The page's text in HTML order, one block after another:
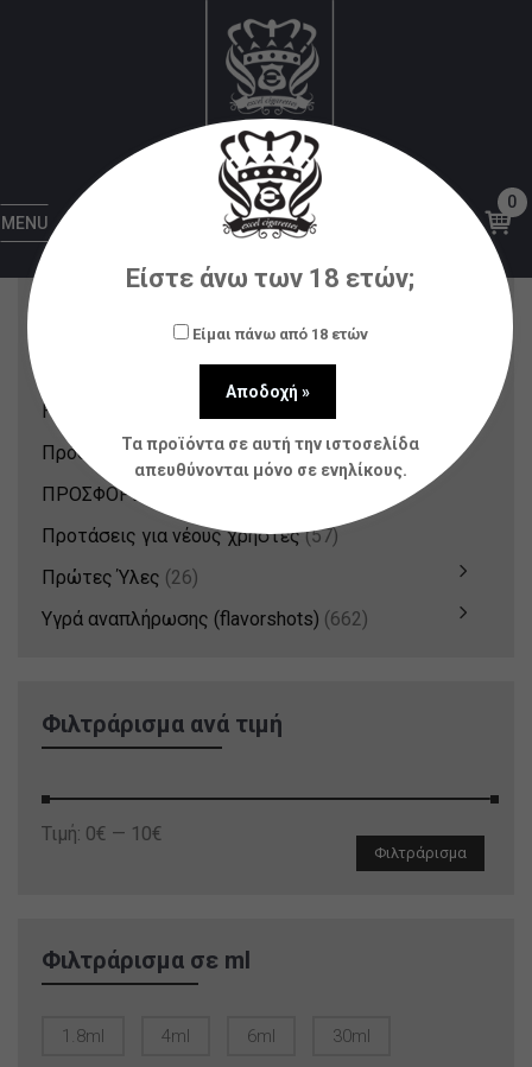
MENU
0
PHILOTIMO
Αρχική PHILOTIMO
Κατηγορίες Προϊόντων
Nicotine Pouches & Strips (12)
Ηλεκτρονικά Τσιγάρα
Πρόσφατα Προϊόντα (214)
ΠΡΟΣΦΟΡΕΣ
Προτάσεις για νέους χρήστες (57)
Πρώτες Ύλες (26)
Υγρά αναπλήρωσης (flavorshots) (662)
Φιλτράρισμα ανά τιμή
Ελάχιστη
Μέγιστη
Φιλτράρισμα
Τιμή: 0€ — 10€
Φιλτράρισμα σε ml
1.8ml 4ml 6ml 30ml
Είστε άνω των 18 ετών;
Είμαι πάνω από 18 ετών
Τα προϊόντα σε αυτή την ιστοσελίδα
απευθύνονται μόνο σε ενηλίκους.